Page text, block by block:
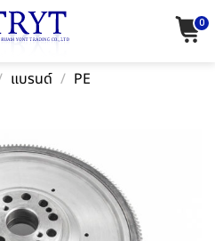
0
แบรนด์ / PE